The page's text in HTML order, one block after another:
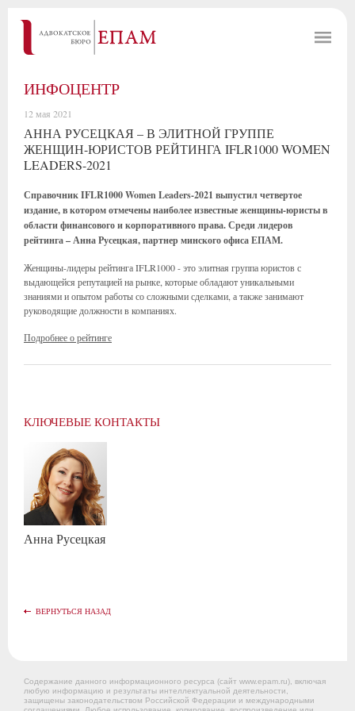
ИНФОЦЕНТР
12 мая 2021
АННА РУСЕЦКАЯ – В ЭЛИТНОЙ ГРУППЕ
ЖЕНЩИН-ЮРИСТОВ РЕЙТИНГА IFLR1000 WOMEN
LEADERS-2021
Справочник IFLR1000 Women Leaders-2021 выпустил четвертое
издание, в котором отмечены наиболее известные женщины-юристы в
области финансового и корпоративного права. Среди лидеров
рейтинга – Анна Русецкая, партнер минского офиса ЕПАМ.
Женщины-лидеры рейтинга IFLR1000 - это элитная группа юристов с
выдающейся репутацией на рынке, которые обладают уникальными
знаниями и опытом работы со сложными сделками, а также занимают
руководящие должности в компаниях.
Подробнее о рейтинге
КЛЮЧЕВЫЕ КОНТАКТЫ
Анна Русецкая
ВЕРНУТЬСЯ НАЗАД
Содержание данного информационного ресурса (сайт www.epam.ru), включая
любую информацию и результаты интеллектуальной деятельности,
защищены законодательством Российской Федерации и международными